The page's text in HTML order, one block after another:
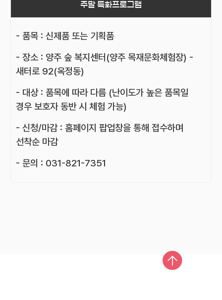
주말 특화프로그램
- 품목 : 신제품 또는 기획품
- 장소 : 양주 숲 복지센터(양주 목재문화체험장) -
새터로 92(옥정동)
- 대상 : 품목에 따라 다름 (난이도가 높은 품목일
경우 보호자 동반 시 체험 가능)
- 신청/마감 : 홈페이지 팝업창을 통해 접수하며
선착순 마감
- 문의 : 031-821-7351